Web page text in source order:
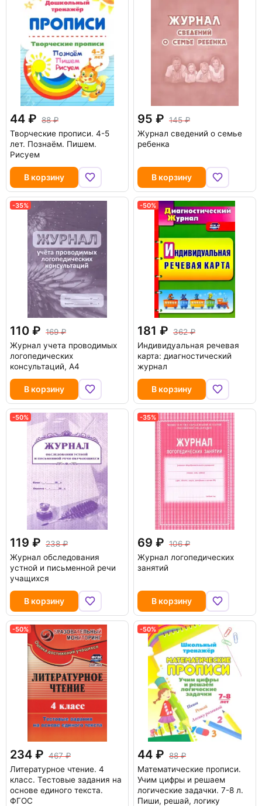
44
88
Творческие прописи. 4-5
лет. Познаём. Пишем.
Рисуем
В корзину
95
145
Журнал сведений о семье
ребенка
В корзину
-35%
110
169
Журнал учета проводимых
логопедических
консультаций, А4
В корзину
-50%
181
362
Индивидуальная речевая
карта: диагностический
журнал
В корзину
-50%
119
238
Журнал обследования
устной и письменной речи
учащихся
В корзину
-35%
69
106
Журнал логопедических
занятий
В корзину
-50%
234
467
Литературное чтение. 4
класс. Тестовые задания на
основе единого текста.
ФГОС
-50%
44
88
Математические прописи.
Учим цифры и решаем
логические задачки. 7-8 л.
Пиши, решай, логику